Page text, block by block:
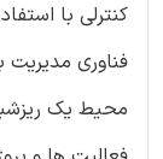
کنترلی با
فناوری مدیریت
محیط یک